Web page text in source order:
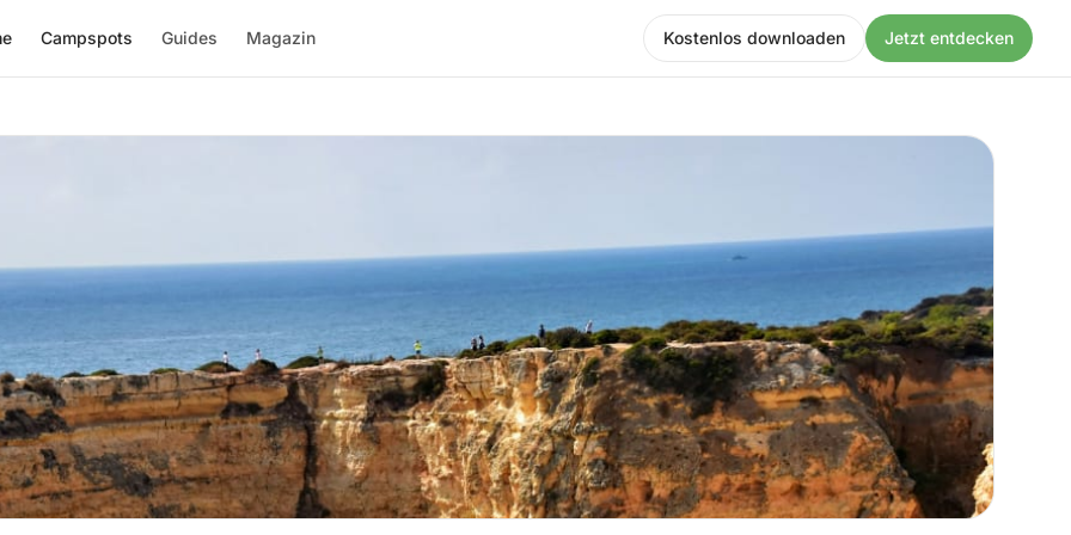
Campspots Guides Magazin Kostenlos downloaden Jetzt entdecken